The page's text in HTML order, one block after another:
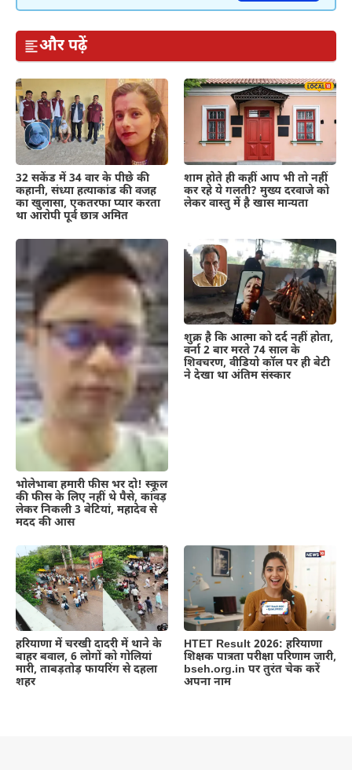
और पढ़ें
32 सकेंड में 34 वार के पीछे की
कहानी, संध्या हत्याकांड की वजह
का खुलासा, एकतरफा प्यार करता
था आरोपी पूर्व छात्र अमित
शाम होते ही कहीं आप भी तो नहीं
कर रहे ये गलती? मुख्य दरवाजे को
लेकर वास्तु में है खास मान्यता
भोलेभाबा हमारी फीस भर दो! स्कूल
की फीस के लिए नहीं थे पैसे, कांवड़
लेकर निकली 3 बेटियां, महादेव से
मदद की आस
शुक्र है कि आत्मा को दर्द नहीं होता,
वर्ना 2 बार मरते 74 साल के
शिवचरण, वीडियो कॉल पर ही बेटी
ने देखा था अंतिम संस्कार
हरियाणा में चरखी दादरी में थाने के
बाहर बवाल, 6 लोगों को गोलियां
मारी, ताबड़तोड़ फायरिंग से दहला
शहर
HTET Result 2026: हरियाणा
शिक्षक पात्रता परीक्षा परिणाम जारी,
bseh.org.in पर तुरंत चेक करें
अपना नाम